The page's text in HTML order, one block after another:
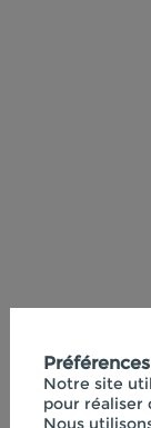
Notre site
pour réaliser
Nous